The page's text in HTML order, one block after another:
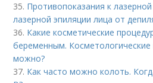
35. Противопоказания к
лазерной эпиляции лица от
36. Какие косметические
беременным.
можно?
37. Как часто можно колоть.